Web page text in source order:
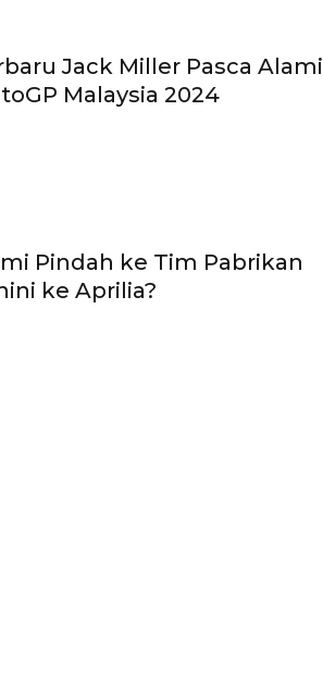
Jack Miller Pasca Alami
Malaysia 2024
Pindah ke Tim Pabrikan
ke Aprilia?